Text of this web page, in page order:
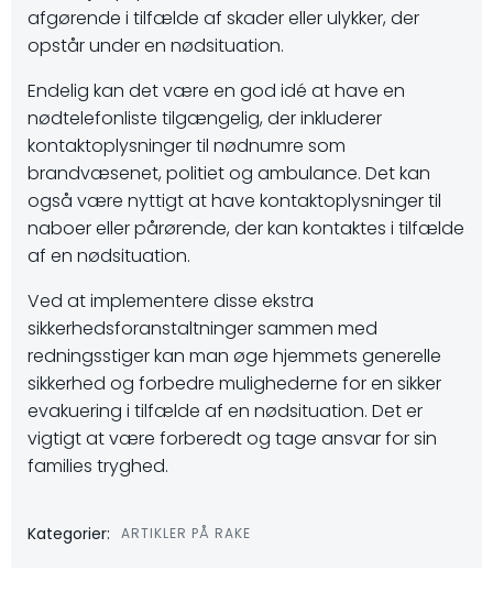
afgørende i tilfælde af skader eller ulykker, der
opstår under en nødsituation.
Endelig kan det være en god idé at have en
nødtelefonliste tilgængelig, der inkluderer
kontaktoplysninger til nødnumre som
brandvæsenet, politiet og ambulance. Det kan
også være nyttigt at have kontaktoplysninger til
naboer eller pårørende, der kan kontaktes i tilfælde
af en nødsituation.
Ved at implementere disse ekstra
sikkerhedsforanstaltninger sammen med
redningsstiger kan man øge hjemmets generelle
sikkerhed og forbedre mulighederne for en sikker
evakuering i tilfælde af en nødsituation. Det er
vigtigt at være forberedt og tage ansvar for sin
families tryghed.
Kategorier: ARTIKLER PÅ RAKE